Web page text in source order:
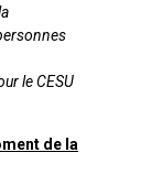
le CESU
de la